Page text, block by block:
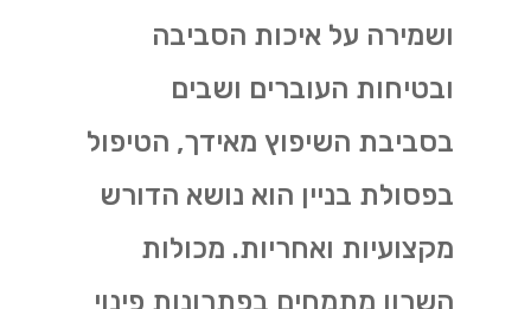
ושמירה על איכות הסביבה
ובטיחות העוברים ושבים
בסביבת השיפוץ מאידך, הטיפול
בפסולת בניין הוא נושא הדורש
מקצועיות ואחריות. מכולות
השרון מתמחים בפתרונות פינוי